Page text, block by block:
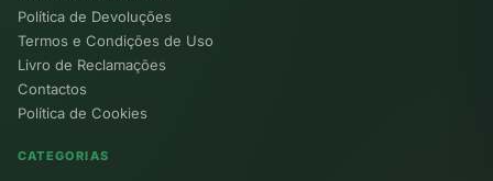
Política de Devoluções
Termos e Condições de Uso
Livro de Reclamações
Contactos
Política de Cookies
CATEGORIAS